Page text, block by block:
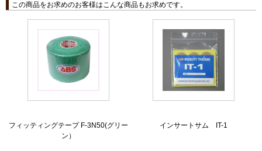
この商品をお求めのお客様はこんな商品もお求めです。
フィッティングテープ F-3N50(グリー
ン）
インサートサム IT-1